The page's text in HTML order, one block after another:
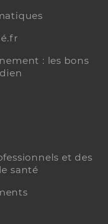
: les bons
et des
santé